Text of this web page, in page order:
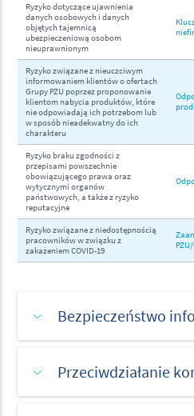
Ryzyko dotyczące ujawnienia
danych osobowych i danych
objętych tajemnicą
ubezpieczeniową osobom
nieuprawnionym
Ryzyko związane z nieuczciwym
informowaniem klientów o ofertach
Grupy PZU poprzez proponowanie
klientom nabycia produktów, które
nie odpowiadają ich potrzebom lub
w sposób nieadekwatny do ich
charakteru
Ryzyko braku zgodności z
przepisami powszechnie
obowiązującego prawa oraz
wytycznymi organów
państwowych, a także z ryzyko
reputacyjne
Ryzyko związane z niedostępnością
pracowników w związku z
zakażeniem COVID-19
Bezpieczeństwo
Przeciwdziałanie